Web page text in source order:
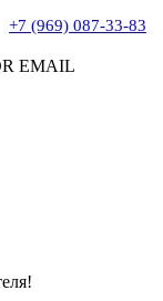
EMAIL
+7 (969) 087-33-83